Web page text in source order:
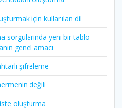
için kullanılan dil
sorgularında yeni bir tablo
genel amacı
şifreleme
değili
oluşturma